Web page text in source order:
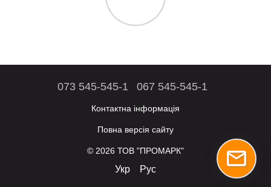
073 545-545-1 067 545-545-1
Контактна інформація
Повна версія сайту
© 2026 ТОВ "ПРОМАРК"
Укр Рус